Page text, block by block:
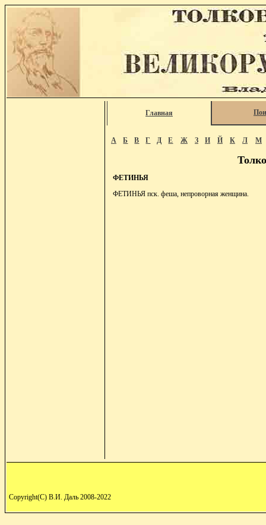
Главная
А Б В Г Д Е Ж З И Й К Л М
ФЕТИНЬЯ
ФЕТИНЬЯ пск. феша, непроворная женщина.
Copyright(C) В.И. Даль 2008-2022